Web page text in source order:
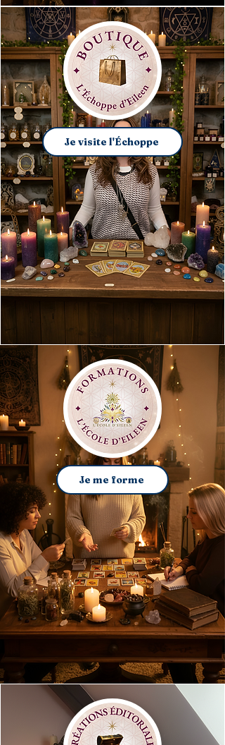
Je visite l'Échoppe
Je me forme